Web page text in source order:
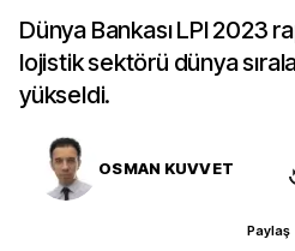
Dünya Bankası LPI 2023
lojistik sektörü dünya
yükseldi.
OSMAN KUVVET
Paylaş